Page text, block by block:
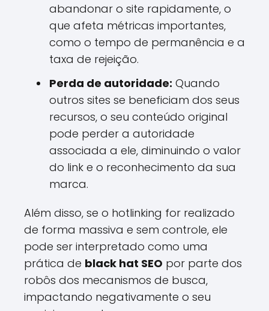
abandonar o site rapidamente, o
que afeta métricas importantes,
como o tempo de permanência e a
taxa de rejeição.
Perda de autoridade: Quando
outros sites se beneficiam dos seus
recursos, o seu conteúdo original
pode perder a autoridade
associada a ele, diminuindo o valor
do link e o reconhecimento da sua
marca.
Além disso, se o hotlinking for realizado
de forma massiva e sem controle, ele
pode ser interpretado como uma
prática de black hat SEO por parte dos
robôs dos mecanismos de busca,
impactando negativamente o seu